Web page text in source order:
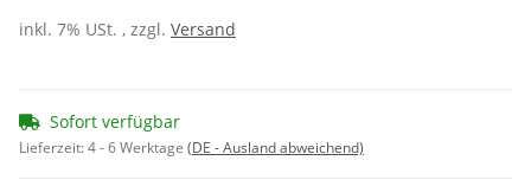
inkl. 7% USt. , zzgl. Versand
Sofort verfügbar
Lieferzeit:4 - 6 Werktage (DE - Ausland abweichend)